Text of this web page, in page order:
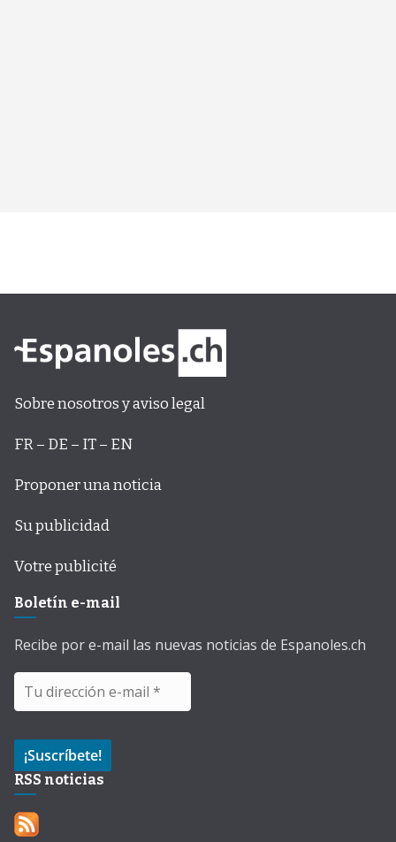
Sobre nosotros y aviso legal
FR – DE – IT – EN
Proponer una noticia
Su publicidad
Votre publicité
Boletín e-mail
Recibe por e-mail las nuevas noticias de Espanoles.ch
RSS noticias